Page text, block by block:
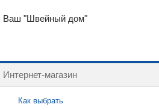
Ваш "Швейный дом"
Интернет-магазин
Как выбрать